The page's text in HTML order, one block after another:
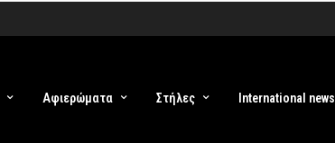
Αφιερώματα Στήλες International news